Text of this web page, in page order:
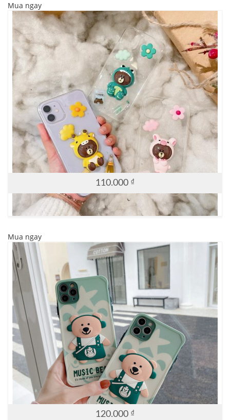
Mua ngay
110.000 ₫
Mua ngay
120.000 ₫